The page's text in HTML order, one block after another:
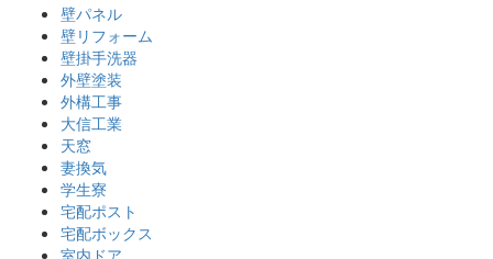
壁パネル
壁リフォーム
壁掛手洗器
外壁塗装
外構工事
大信工業
天窓
妻換気
学生寮
宅配ポスト
宅配ボックス
室内ドア